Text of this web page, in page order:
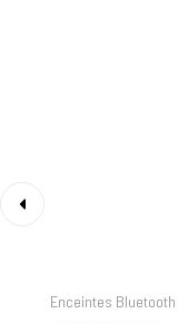
Enceintes Bluetooth